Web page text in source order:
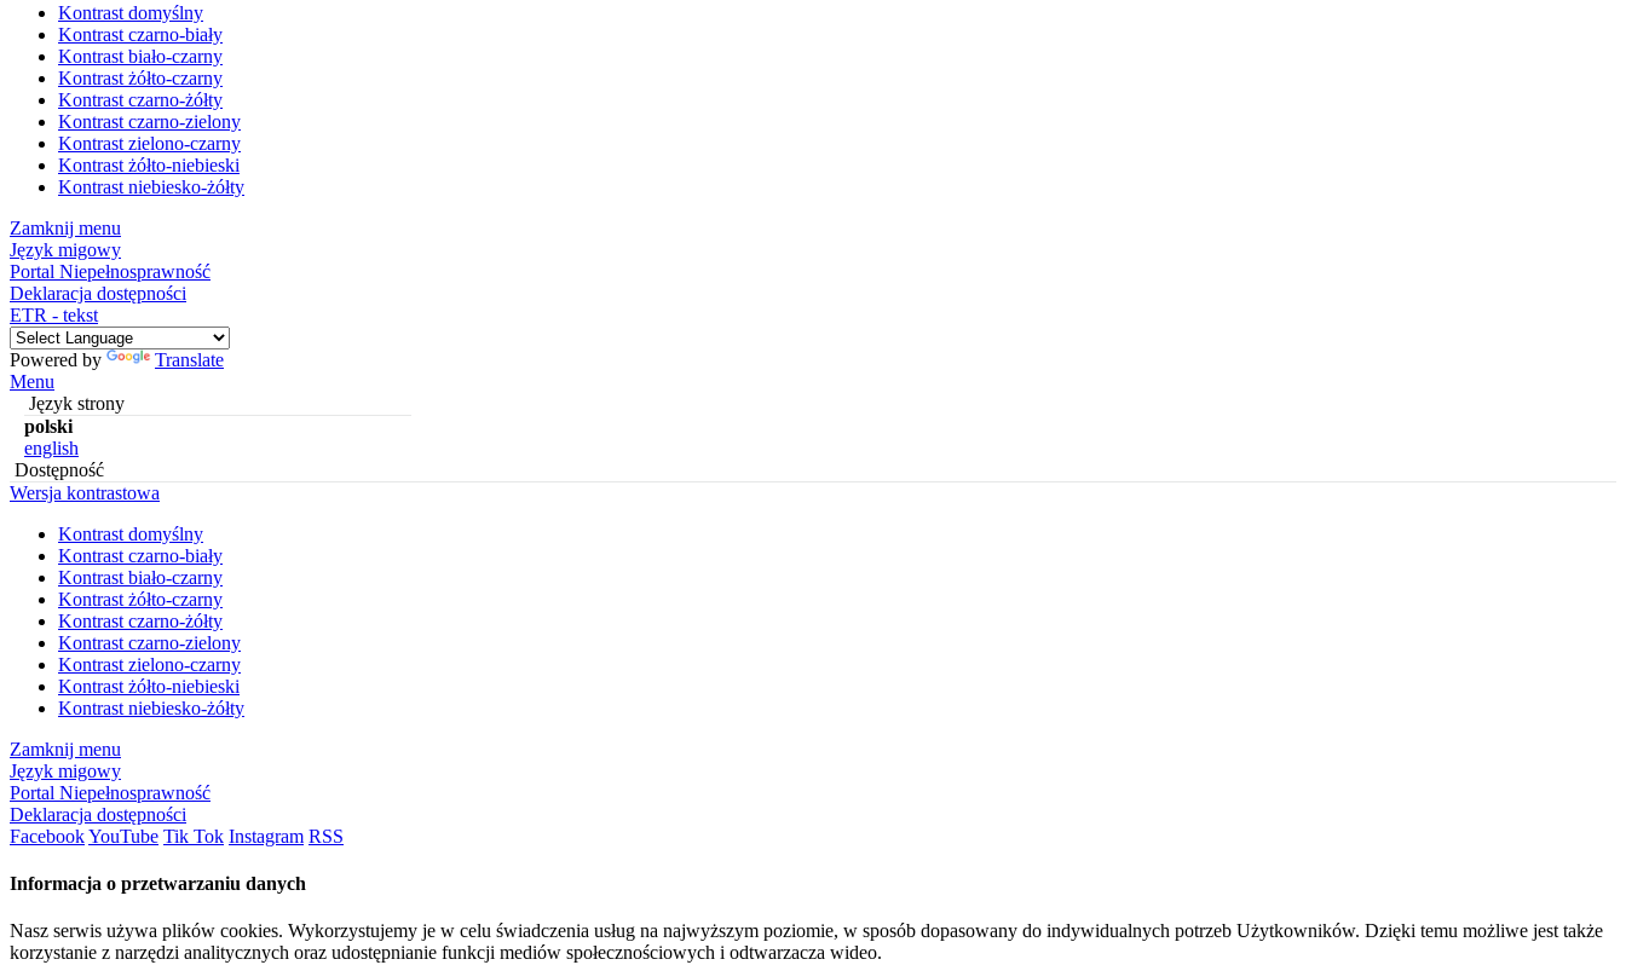
Kontrast domyślny
Kontrast czarno-biały
Kontrast biało-czarny
Kontrast żółto-czarny
Kontrast czarno-żółty
Kontrast czarno-zielony
Kontrast zielono-czarny
Kontrast żółto-niebieski
Kontrast niebiesko-żółty
Zamknij menu
Język migowy
Portal Niepełnosprawność
Deklaracja dostępności
ETR - tekst
Powered by
Translate
Menu
Język strony
polski
english
Dostępność
Wersja kontrastowa
Kontrast domyślny
Kontrast czarno-biały
Kontrast biało-czarny
Kontrast żółto-czarny
Kontrast czarno-żółty
Kontrast czarno-zielony
Kontrast zielono-czarny
Kontrast żółto-niebieski
Kontrast niebiesko-żółty
Zamknij menu
Język migowy
Portal Niepełnosprawność
Deklaracja dostępności
FacebookYouTube Tik Tok Instagram RSS
Informacja o przetwarzaniu danych
Nasz serwis używa plików cookies. Wykorzystujemy je w celu świadczenia usług na najwyższym poziomie, w sposób dopasowany do indywidualnych potrzeb Użytkowników. Dzięki temu możliwe jest także
korzystanie z narzędzi analitycznych oraz udostępnianie funkcji mediów społecznościowych i odtwarzacza wideo.